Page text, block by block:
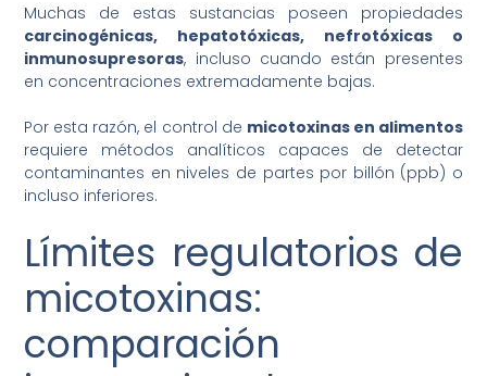
Muchas de estas sustancias poseen propiedades
carcinogénicas, hepatotóxicas, nefrotóxicas o
inmunosupresoras, incluso cuando están presentes
en concentraciones extremadamente bajas.
Por esta razón, el control de micotoxinas en alimentos
requiere métodos analíticos capaces de detectar
contaminantes en niveles de partes por billón (ppb) o
incluso inferiores.
Límites regulatorios de
micotoxinas:
comparación